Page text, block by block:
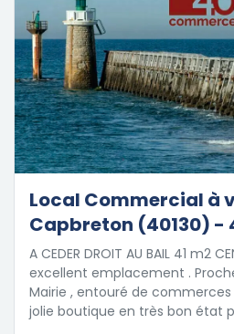
Local Commercial à
Capbreton (40130) -
A CEDER DROIT AU BAIL 41 m2
excellent emplacement .
Mairie , entouré de
jolie boutique en très bon état